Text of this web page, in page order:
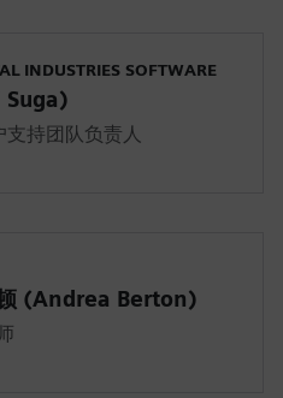
INDUSTRIES SOFTWARE
Suga)
支持团队负责人
(Andrea Berton)